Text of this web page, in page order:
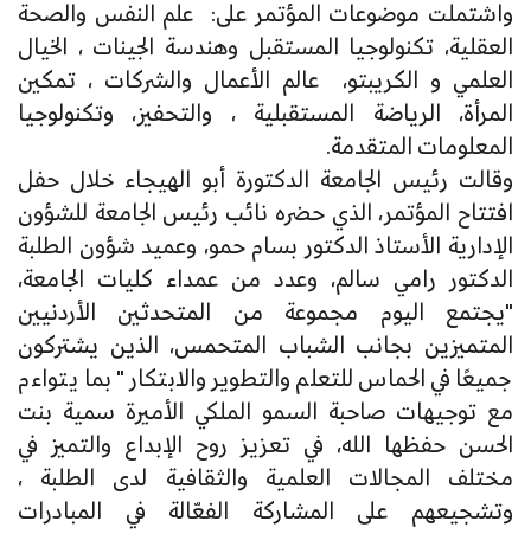
واشتملت موضوعات المؤتمر على: علم النفس والصحة
العقلية، تكنولوجيا المستقبل وهندسة الجينات ، الخيال
العلمي و الكريبتو، عالم الأعمال والشركات ، تمكين
المرأة، الرياضة المستقبلية ، والتحفيز، وتكنولوجيا
المعلومات المتقدمة.
وقالت رئيس الجامعة الدكتورة أبو الهيجاء خلال حفل
افتتاح المؤتمر، الذي حضره نائب رئيس الجامعة للشؤون
الإدارية الأستاذ الدكتور بسام حمو، وعميد شؤون الطلبة
الدكتور رامي سالم، وعدد من عمداء كليات الجامعة،
"يجتمع اليوم مجموعة من المتحدثين الأردنيين
المتميزين بجانب الشباب المتحمس، الذين يشتركون
جميعًا في الحماس للتعلم والتطوير والابتكار " بما يتواءم
مع توجيهات صاحبة السمو الملكي الأميرة سمية بنت
الحسن حفظها الله، في تعزيز روح الإبداع والتميز في
مختلف المجالات العلمية والثقافية لدى الطلبة ،
وتشجيعهم على المشاركة الفعّالة في المبادرات